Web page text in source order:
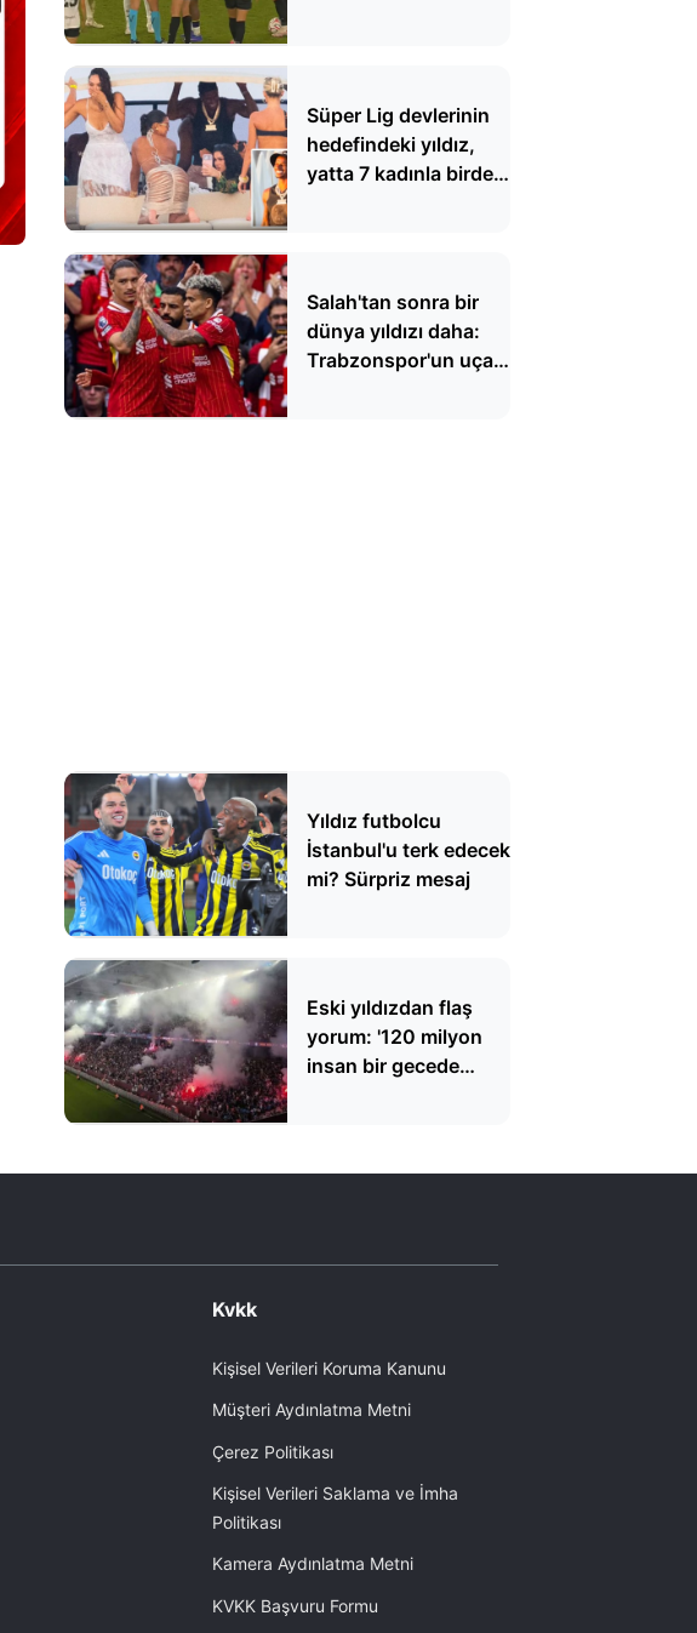
Süper Lig devlerinin
hedefindeki yıldız,
yatta 7 kadınla birden
Salah'tan sonra bir
dünya yıldızı daha:
Trabzonspor'un uçağı
Yıldız futbolcu
İstanbul'u terk edecek
mi? Sürpriz mesaj
Eski yıldızdan flaş
yorum: '120 milyon
insan bir gecede
Kvkk
Kişisel Verileri Koruma Kanunu
Müşteri Aydınlatma Metni
Çerez Politikası
Kişisel Verileri Saklama ve İmha
Politikası
Kamera Aydınlatma Metni
KVKK Başvuru Formu